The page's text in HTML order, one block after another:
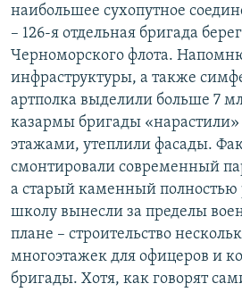
наибольшее сухопутное
– 126-я отдельная бригада
Черноморского флота.
инфраструктуры, а также
артполка выделили больше 7
казармы бригады
этажами, утеплили фасады.
смонтировали современный
а старый каменный полностью
школу вынесли за пределы
плане – строительство
многоэтажек для офицеров и
бригады. Хотя, как говорят